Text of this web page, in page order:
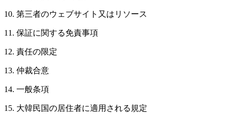
10. 第三者のウェブサイト又はリソース
11. 保証に関する免責事項
12. 責任の限定
13. 仲裁合意
14. 一般条項
15. 大韓民国の居住者に適用される規定